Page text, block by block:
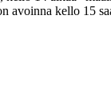
avoinna kello 15